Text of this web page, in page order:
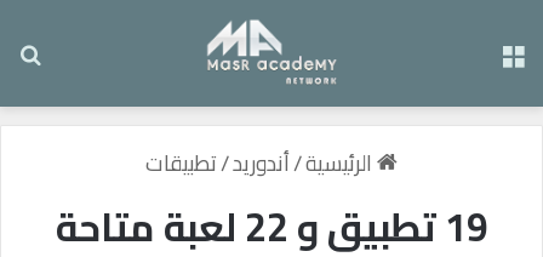
الرئيسية/أندوريد/تطبيقات
19 تطبيق و 22 لعبة متاحة